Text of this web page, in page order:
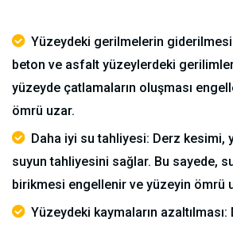
Yüzeydeki gerilmelerin
beton ve asfalt yüzeylerdeki
yüzeyde çatlamaların oluşması
ömrü uzar.
Daha iyi su tahliyesi: Derz kesimi,
suyun tahliyesini sağlar. Bu sayede,
birikmesi engellenir ve yüzeyin ömrü
Yüzeydeki kaymaların